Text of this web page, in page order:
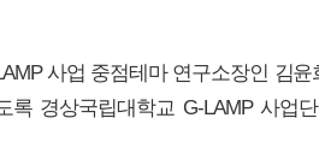
사업 중점테마 연구소장인 김
록 경상국립대학교 G-LAMP 사업